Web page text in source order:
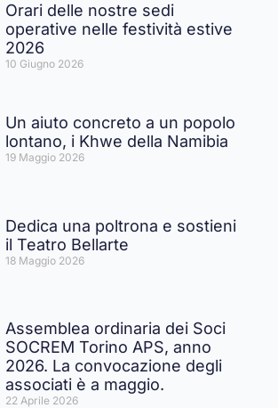
Orari delle nostre sedi
operative nelle festività estive
2026
10 Giugno 2026
Un aiuto concreto a un popolo
lontano, i Khwe della Namibia
19 Maggio 2026
Dedica una poltrona e sostieni
il Teatro Bellarte
18 Maggio 2026
Assemblea ordinaria dei Soci
SOCREM Torino APS, anno
2026. La convocazione degli
associati è a maggio.
22 Aprile 2026